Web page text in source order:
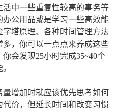
中一些重复性较高的事务等
公用品或是学习一些高效能
塔原理、各种时间管理方法
，你可以一点点来养成这些
会发现25小时完成35~40个
增加时就应该优先思考如何
价，但延长时间和改变习惯